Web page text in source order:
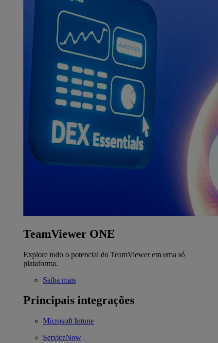
TeamViewer ONE
Explore todo o potencial do TeamViewer em uma só
plataforma.
Saiba mais
Principais integrações
Microsoft Intune
ServiceNow